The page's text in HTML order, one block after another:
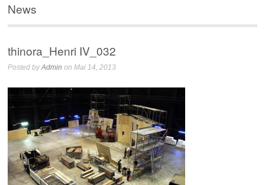
News
thinora_Henri IV_032
Posted byAdmin on Mai 14, 2013